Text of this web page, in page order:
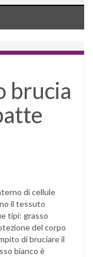
brucia
di cellule
il tessuto
tipi: grasso
del corpo
di bruciare il
bianco è